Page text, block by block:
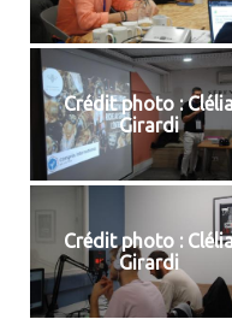
Crédit photo :
Girardi
Crédit photo :
Girardi